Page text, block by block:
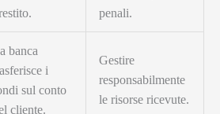
penali.
banca
i
sul conto
cliente.
Gestire
responsabilmente
le risorse ricevute.